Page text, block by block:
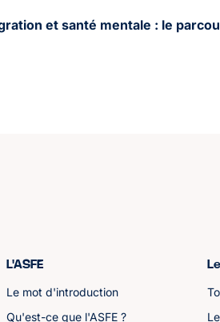
et santé mentale : le
L'ASFE
Le mot d'introduction
Qu'est-ce que l'ASFE ?